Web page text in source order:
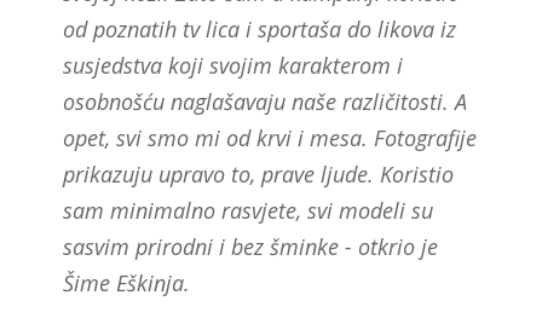
od poznatih tv lica i sportaša do likova iz
susjedstva koji svojim karakterom i
osobnošću naglašavaju naše različitosti. A
opet, svi smo mi od krvi i mesa. Fotografije
prikazuju upravo to, prave ljude. Koristio
sam minimalno rasvjete, svi modeli su
sasvim prirodni i bez šminke - otkrio je
Šime Eškinja.